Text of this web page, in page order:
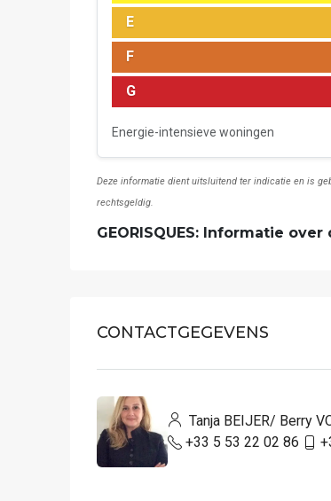
E
F
G
Energie-intensieve woningen
Deze informatie dient uitsluitend ter indicatie en is
rechtsgeldig.
GEORISQUES: Informatie
CONTACTGEGEVENS
Tanja BEIJER/ Berry
+33 5 53 22 02 86